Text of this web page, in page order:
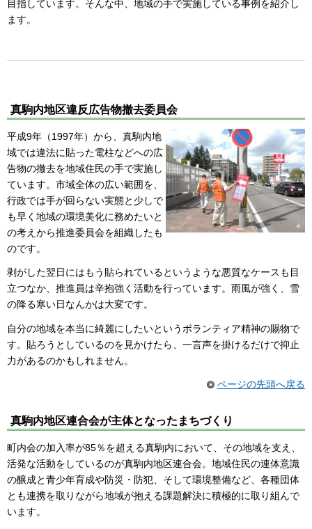
目指しています。そんな中、地域の手で実施している事例を紹介し
ます。
真駒内地区違反広告物撤去委員会
平成9年（1997年）から、真駒内地
域では違法に貼った電柱などへの広
告物の撤去を地域住民の手で実施し
ています。市域全体の広い範囲を、
行政では手が回らない実態と少しで
も早く地域の環境美化に務めたいと
の考えから推進委員会を組織したも
のです。
剥がした翌日にはもう貼られているというような悪質なケースも目
立つなか、推進員は辛抱強く活動を行っています。雨風が強く、雪
の降る寒い日なんかは大変です。
自分の地域を本当に綺麗にしたいというボランティア精神の賜物で
す。貼ろうとしているのを見かけたら、一言声を掛けるだけで抑止
力があるのかもしれません。
ページの先頭へ戻る
真駒内地区連合会が主体となったまちづくり
町内会の加入率が85％を超える真駒内において、その地域を支え、
活発な活動をしているのが真駒内地区連合会。地域住民の連体意識
の醸成と青少年育成や防災・防犯、そして環境整備など、各種団体
とも連携を取りながら地域が抱える課題解決に積極的に取り組んで
います。